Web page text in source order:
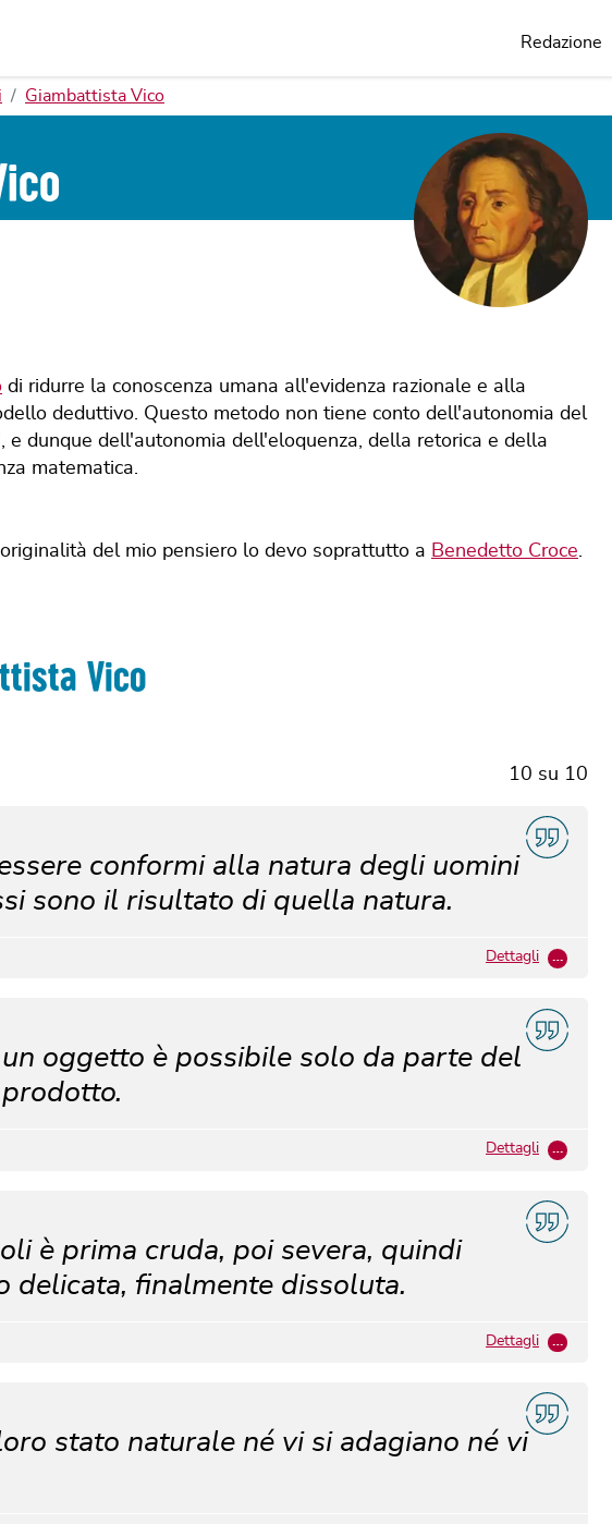
Redazione
Giambattista Vico
di ridurre la conoscenza umana all'evidenza razionale e alla
deduttivo. Questo metodo non tiene conto dell'autonomia del
e dunque dell'autonomia dell'eloquenza, della retorica e della
matematica.
del mio pensiero lo devo soprattutto a Benedetto Croce.
Vico
10 su 10
conformi alla natura degli uomini
sono il risultato di quella natura.
Dettagli …
oggetto è possibile solo da parte del
Dettagli …
è prima cruda, poi severa, quindi
delicata, finalmente dissoluta.
Dettagli …
stato naturale né vi si adagiano né vi